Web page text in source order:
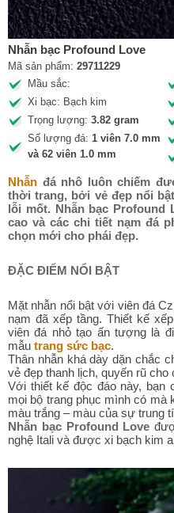
Nhẫn bạc Profound Love
Mã sản phẩm: 29711229
Mầu sắc:
Xi bạc: Bạch kim
Trọng lượng: 3.82 gram
Số lượng đá: 1 viên 7.0 mm
và 62 viên 1.0 mm
Nhẫn đá nhô luôn chiếm
thời trang, bởi vẻ đẹp nổi
lỗi mốt. Nhẫn bạc Profound
cao và các chi tiết nạm đá
chọn mới cho phái đẹp.
ĐẶC ĐIỂM NỔI BẬT
Mặt nhẫn nổi bật với viên đá
nạm đã xếp tầng. Thiết kế
viên đá nhỏ tạo ấn tượng là
mẫu trang sức bạc.
Thân nhẫn khá dày dặn chắc
vẻ đẹp thanh lịch, quyến rũ cho
Với thiết kế độc đáo này, bạn
mọi bộ trang phục mình có
màu trắng – màu của sự trung
Nhẫn bạc Profound Love
nghệ Itali và được xi bạch kim